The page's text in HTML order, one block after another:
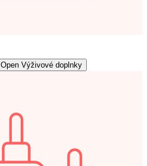
Open Výživové doplnky